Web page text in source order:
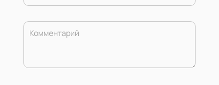
Комментарий